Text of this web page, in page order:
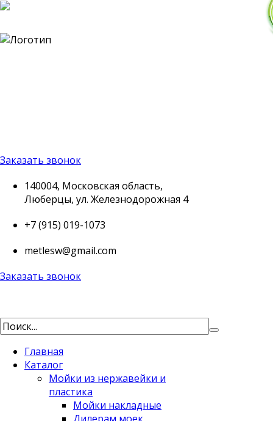
Заказать звонок
140004, Московская область,
Люберцы, ул. Железнодорожная 4
+7 (915) 019-1073
metlesw@gmail.com
Заказать звонок
Главная
Каталог
Мойки из нержавейки и
пластика
Мойки накладные